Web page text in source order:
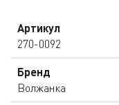
Артикул
270-0092
Бренд
Волжанка